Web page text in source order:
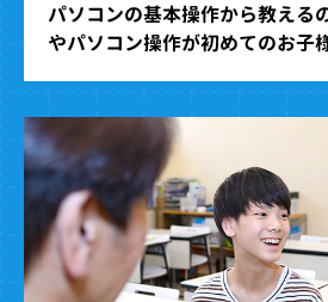
パソコンの基本操作から教える
やパソコン操作が初めてのお子